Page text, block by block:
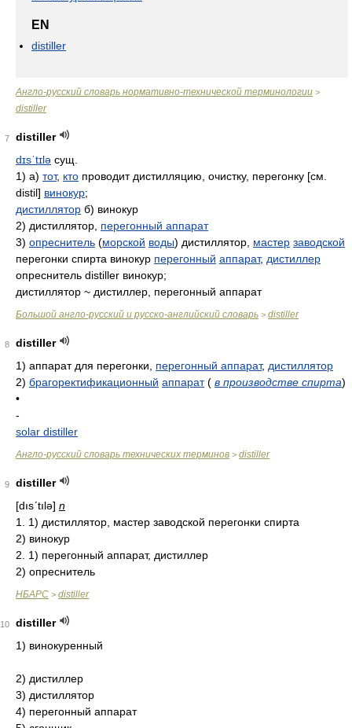
EN
distiller
Англо-русский словарь нормативно-технической терминологии >
distiller
7
distiller
dɪsˈtɪlə сущ.
1) а) тот, кто проводит дистилляцию, очистку, перегонку [см.
distil] винокур;
дистиллятор б) винокур
2) дистиллятор, перегонный аппарат
3) опреснитель (морской воды) дистиллятор, мастер заводской
перегонки спирта винокур перегонный аппарат, дистиллер
опреснитель distiller винокур;
дистиллятор ~ дистиллер, перегонный аппарат
Большой англо-русский и русско-английский словарь > distiller
8
distiller
1) аппарат для перегонки, перегонный аппарат, дистиллятор
2) брагоректификационный аппарат ( в производстве спирта)
•
-
solar distiller
Англо-русский словарь технических терминов > distiller
9
distiller
[dısʹtılə] n
1. 1) дистиллятор, мастер заводской перегонки спирта
2) винокур
2. 1) перегонный аппарат, дистиллер
2) опреснитель
НБАРС > distiller
10
distiller
1) винокуренный
2) дистиллер
3) дистиллятор
4) перегонный аппарат